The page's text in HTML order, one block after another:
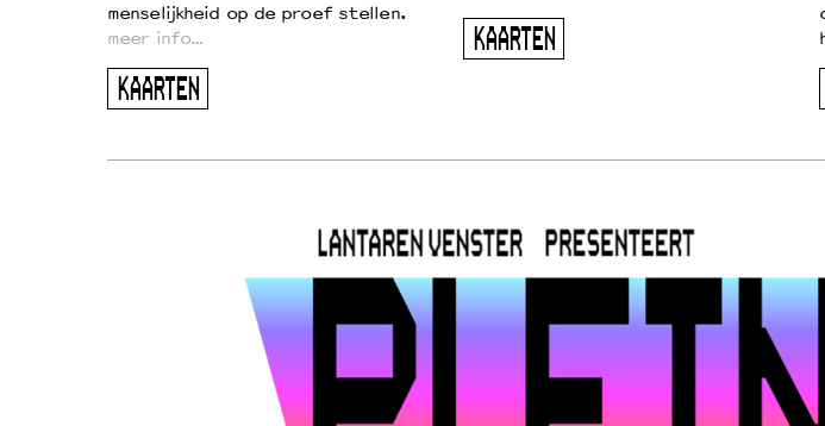
menselijkheid op de proef stellen.
meer info…
KAARTEN
KAARTEN